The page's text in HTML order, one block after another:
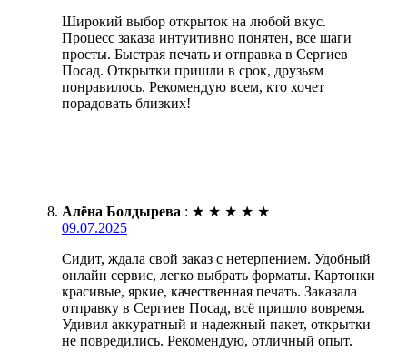
Широкий выбор открыток на любой вкус.
Процесс заказа интуитивно понятен, все шаги
просты. Быстрая печать и отправка в Сергиев
Посад. Открытки пришли в срок, друзьям
понравилось. Рекомендую всем, кто хочет
порадовать близких!
Алёна Болдырева : ★ ★ ★ ★ ★
09.07.2025
Сидит, ждала свой заказ с нетерпением. Удобный
онлайн сервис, легко выбрать форматы. Картонки
красивые, яркие, качественная печать. Заказала
отправку в Сергиев Посад, всё пришло вовремя.
Удивил аккуратный и надежный пакет, открытки
не повредились. Рекомендую, отличный опыт.